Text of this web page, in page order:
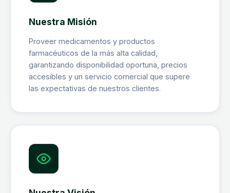
Nuestra Misión
Proveer medicamentos y productos
farmacéuticos de la más alta calidad,
garantizando disponibilidad oportuna, precios
accesibles y un servicio comercial que supere
las expectativas de nuestros clientes.